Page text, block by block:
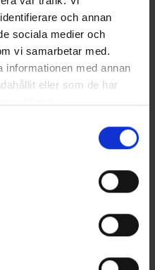
och annan
sociala medier och
vi samarbetar med.
informationen med annan
eller som de har
Springyard Applier Brush
6,95 €
Arvio: